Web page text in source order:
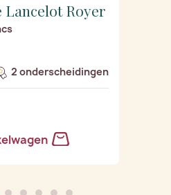
Lancelot Royer
2 onderscheidingen